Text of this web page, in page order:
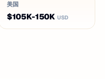
美国
$105K-150K USD